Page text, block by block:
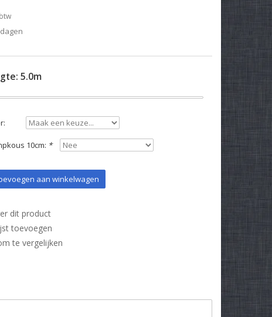
5.0m
10cm: *
aan winkelwagen
dit product
toevoegen
te vergelijken